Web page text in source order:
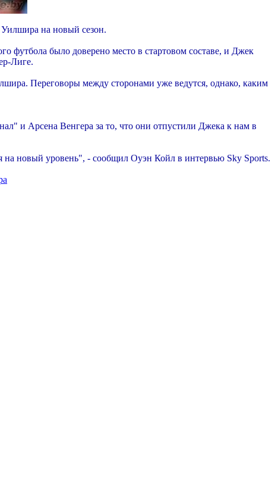
на новый сезон.
футбола было доверено место в стартовом составе, и Джек
Лиге.
Переговоры между сторонами уже ведутся, однако, каким
и Арсена Венгера за то, что они отпустили Джека к нам в
новый уровень", - сообщил Оуэн Койл в интервью Sky Sports.